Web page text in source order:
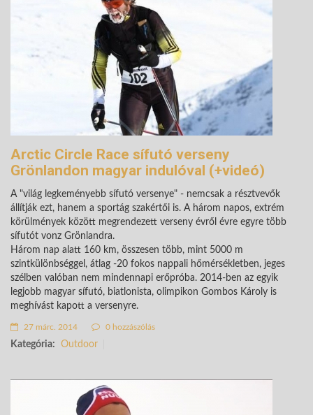
Arctic Circle Race sífutó verseny
Grönlandon magyar indulóval (+videó)
A "világ legkeményebb sífutó versenye" - nemcsak a résztvevők
állítják ezt, hanem a sportág szakértői is. A három napos, extrém
körülmények között megrendezett verseny évről évre egyre több
sífutót vonz Grönlandra.
Három nap alatt 160 km, összesen több, mint 5000 m
szintkülönbséggel, átlag -20 fokos nappali hőmérsékletben, jeges
szélben valóban nem mindennapi erőpróba. 2014-ben az egyik
legjobb magyar sífutó, biatlonista, olimpikon Gombos Károly is
meghívást kapott a versenyre.
27 márc. 2014 0 hozzászólás
Kategória: Outdoor